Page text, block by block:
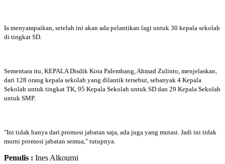
Ia menyampaikan, setelah ini akan ada pelantikan lagi untuk 30 kepala sekolah
di tingkat SD.
Sementara itu, KEPALA Disdik Kota Palembang, Ahmad Zulinto, menjelaskan,
dari 128 orang kepala sekolah yang dilantik tersebut, sebanyak 4 Kepala
Sekolah untuk tingkat TK, 95 Kepala Sekolah untuk SD dan 29 Kepala Sekolah
untuk SMP.
"Ini tidak hanya dari promosi jabatan saja, ada juga yang mutasi. Jadi ini tidak
murni promosi jabatan semua," tutupnya.
Penulis : Ines Alkourni